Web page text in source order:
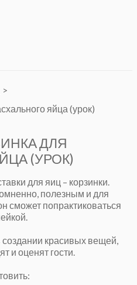
яйца (урок)
ДЛЯ
(УРОК)
для яиц – корзинки.
полезным и для
сможет попрактиковаться
создании красивых вещей,
и оценят гости.